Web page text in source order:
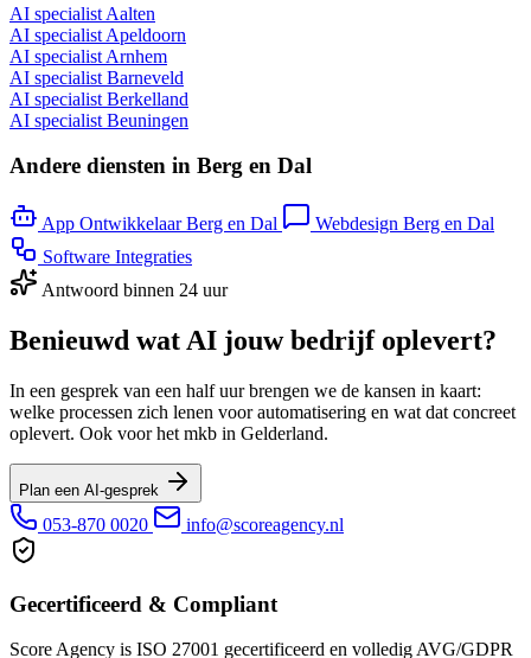
AI specialist Aalten
AI specialist Apeldoorn
AI specialist Arnhem
AI specialist Barneveld
AI specialist Berkelland
AI specialist Beuningen
Andere diensten in Berg en Dal
App Ontwikkelaar Berg en Dal
Webdesign Berg en Dal
Software Integraties
Antwoord binnen 24 uur
Benieuwd wat AI jouw bedrijf oplevert?
In een gesprek van een half uur brengen we de kansen in kaart:
welke processen zich lenen voor automatisering en wat dat concreet
oplevert. Ook voor het mkb in Gelderland.
Plan een AI-gesprek
053-870 0020 info@scoreagency.nl
Gecertificeerd & Compliant
Score Agency is ISO 27001 gecertificeerd en volledig AVG/GDPR